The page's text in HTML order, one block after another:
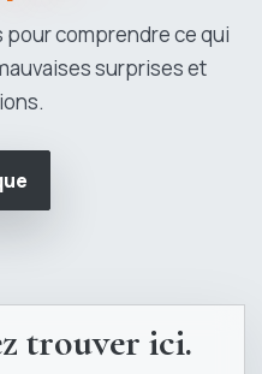
comprendre ce qui
surprises et
trouver ici.